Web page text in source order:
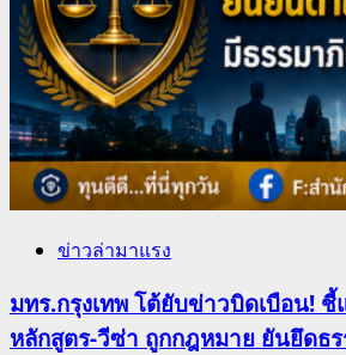
ข่าวล่ามาแรง
มทร.กรุงเทพ โต้ยับข่าวบิดเบือน! ชี้
หลักสูตร-วีซ่า ถูกกฎหมาย ยันยึดธ